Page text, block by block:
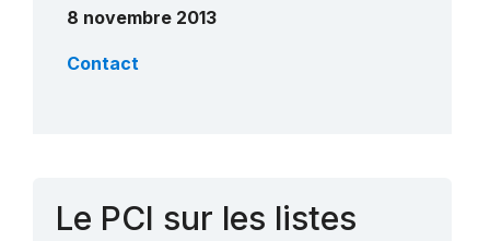
8 novembre 2013
Contact
Le PCI sur les listes